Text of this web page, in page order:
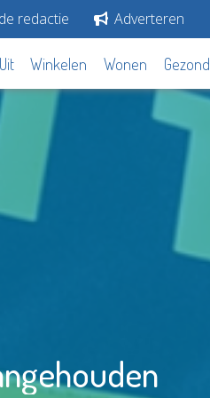
redactie Adverteren
Uit Winkelen Wonen Gezond